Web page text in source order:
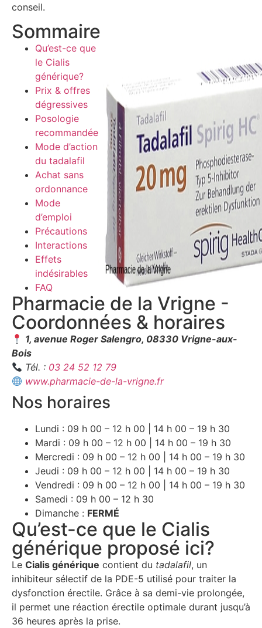
conseil.
Sommaire
Qu’est-ce que
le Cialis
générique?
Prix & offres
dégressives
Posologie
recommandée
Mode d’action
du tadalafil
Achat sans
ordonnance
Mode
d’emploi
Précautions
Interactions
Effets
indésirables
FAQ
Pharmacie de la Vrigne -
Coordonnées & horaires
1, avenue Roger Salengro, 08330 Vrigne-aux-
Bois
Tél. : 03 24 52 12 79
www.pharmacie-de-la-vrigne.fr
Nos horaires
Lundi : 09 h 00 – 12 h 00 | 14 h 00 – 19 h 30
Mardi : 09 h 00 – 12 h 00 | 14 h 00 – 19 h 30
Mercredi : 09 h 00 – 12 h 00 | 14 h 00 – 19 h 30
Jeudi : 09 h 00 – 12 h 00 | 14 h 00 – 19 h 30
Vendredi : 09 h 00 – 12 h 00 | 14 h 00 – 19 h 30
Samedi : 09 h 00 – 12 h 30
Dimanche : FERMÉ
Qu’est-ce que le Cialis
générique proposé ici?
Le Cialis générique contient du tadalafil, un
inhibiteur sélectif de la PDE-5 utilisé pour traiter la
dysfonction érectile. Grâce à sa demi-vie prolongée,
il permet une réaction érectile optimale durant jusqu’à
36 heures après la prise.